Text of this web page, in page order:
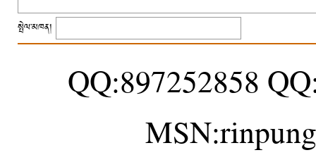
སྤེལ་མཁན།
QQ:897252858